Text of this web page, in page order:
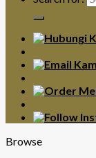
Browse